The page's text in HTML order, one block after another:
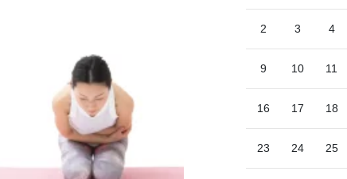
2 3 4
9 10 11
16 17 18
23 24 25